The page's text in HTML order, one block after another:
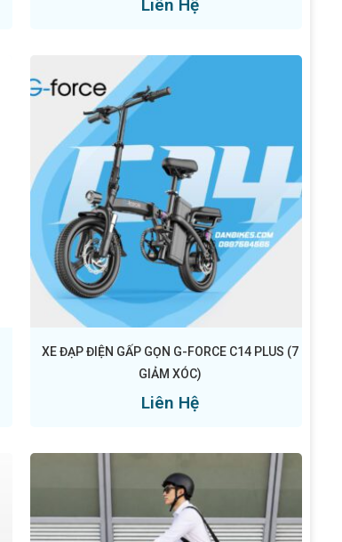
Liên Hệ
XE ĐẠP ĐIỆN GẤP GỌN G-FORCE C14 PLUS (7
GIẢM XÓC)
Liên Hệ